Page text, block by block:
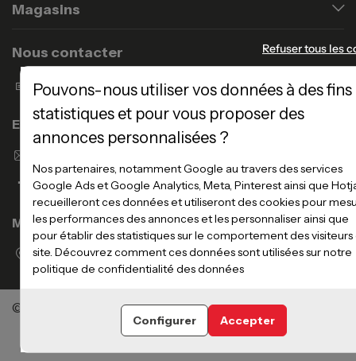
Magasins
Nous contacter
Formulaire de contact
Enseigne Atlas Home
Magasins
Voir la liste des magasins
©Meubles Atlas / Atlas NewcoTous droits réservés
Refuser tous les
Pouvons-nous utiliser vos données à des fins
statistiques et pour vous proposer des
annonces personnalisées ?
Nos partenaires, notamment Google au travers des services
Google Ads et Google Analytics, Meta, Pinterest ainsi que
recueilleront ces données et utiliseront des cookies pour
les performances des annonces et les personnaliser ainsi que
pour établir des statistiques sur le comportement des visiteurs
site. Découvrez comment ces données sont utilisées sur notre
politique de confidentialité des données
Configurer Accepter